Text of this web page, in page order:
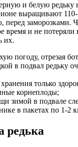
и белую редьку
выращивают
перед заморозками.
время и не потеряли
их.
погоду, отрезая
в подвал редьку
только
корнеплоды;
зимой в подвале
в пакетах по 1-2
редька